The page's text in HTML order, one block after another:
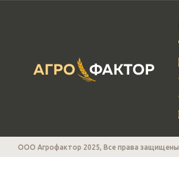
ООО Агрофактор 2025, Все права защищены